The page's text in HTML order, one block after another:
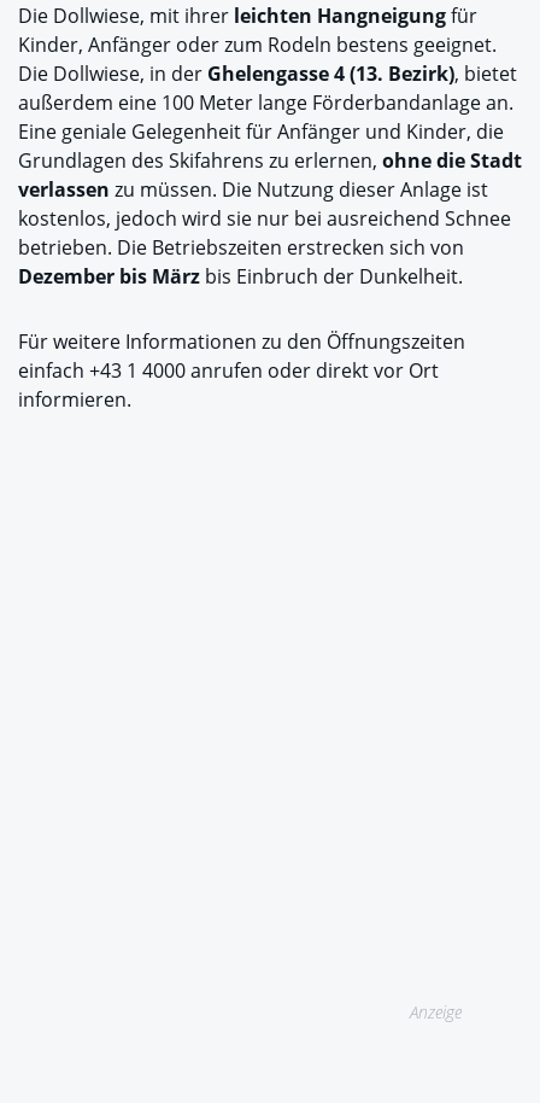
Die Dollwiese, mit ihrer leichten Hangneigungfür
Kinder, Anfänger oder zum Rodeln bestens geeignet.
Die Dollwiese, in der Ghelengasse 4 (13. Bezirk), bietet
außerdem eine 100 Meter lange Förderbandanlage an.
Eine geniale Gelegenheit für Anfänger und Kinder, die
Grundlagen des Skifahrens zu erlernen, ohne die Stadt
verlassen zu müssen. Die Nutzung dieser Anlage ist
kostenlos, jedoch wird sie nur bei ausreichend Schnee
betrieben. Die Betriebszeiten erstrecken sich von
Dezember bis März bis Einbruch der Dunkelheit.
Für weitere Informationen zu den Öffnungszeiten
einfach +43 1 4000 anrufen oder direkt vor Ort
informieren.
Anzeige